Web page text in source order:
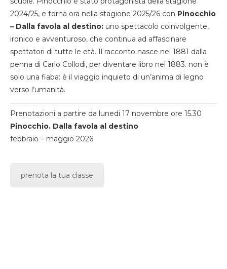
2024/25, e torna ora nella stagione 2025/26 con Pinocchio
– Dalla favola al destino: uno spettacolo coinvolgente,
ironico e avventuroso, che continua ad affascinare
spettatori di tutte le età. Il racconto nasce nel 1881 dalla
penna di Carlo Collodi, per diventare libro nel 1883. non è
solo una fiaba: è il viaggio inquieto di un’anima di legno
verso l’umanità.
Prenotazioni a partire da lunedi 17 novembre ore 15.30
Pinocchio. Dalla favola al destino
febbraio – maggio 2026
prenota la tua classe